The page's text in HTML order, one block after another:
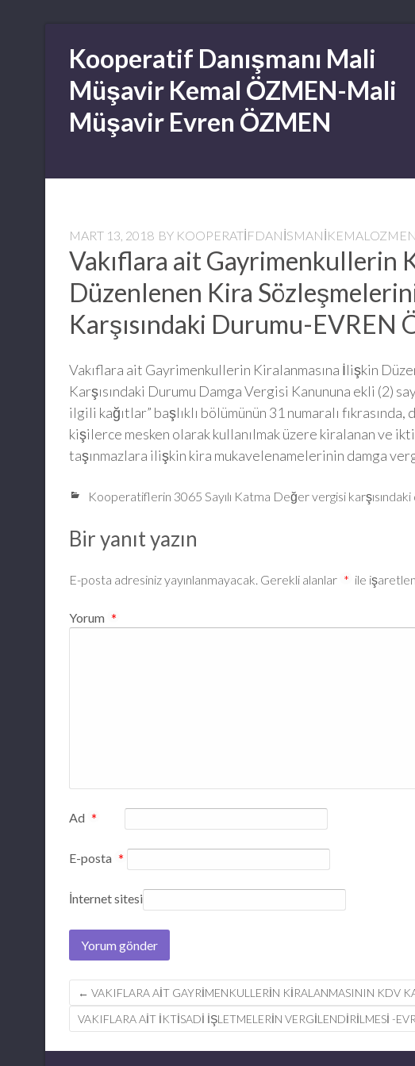
contentKooperatif Danışmanı Mali
Müşavir Kemal ÖZMEN-Mali
Müşavir Evren ÖZMEN
MART 13, 2018 BY KOOPERATIFDANISMANIKEMALOZMEN
Vakıflara ait Gayrimenkullerin
Düzenlenen Kira
Karşısındaki Durumu-EVREN
Vakıflara ait Gayrimenkullerin Kiralanmasına İlişkin
Karşısındaki Durumu Damga Vergisi Kanununa ekli (2)
ilgili kağıtlar” başlıklı bölümünün 31 numaralı
kişilerce mesken olarak kullanılmak üzere kiralanan ve
taşınmazlara ilişkin kira mukavelenamelerinin damga
Kooperatiflerin 3065 Sayılı Katma Değer vergisi karşısındaki
Bir yanıt yazın
E-posta adresiniz yayınlanmayacak. Gerekli alanlar * ile
Yorum *
Ad *
E-posta *
İnternet sitesi
Post
navigation
← VAKIFLARA AIT GAYRIMENKULLERIN KIRALANMASININ KDV
VAKIFLARA AİT İKTİSADİ İŞLETMELERİN VERGİLENDİRİLMESİ -